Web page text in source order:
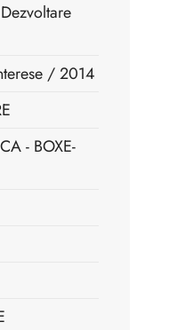
/ 2014
- BOXE-